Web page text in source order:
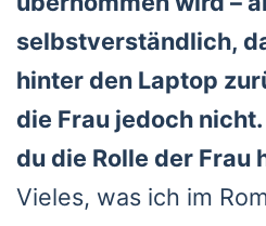
selbst­ver­ständ­lich,
hin­ter den Lap­top
die Frau jedoch
du die Rol­le der Frau
Vie­les, was ich im